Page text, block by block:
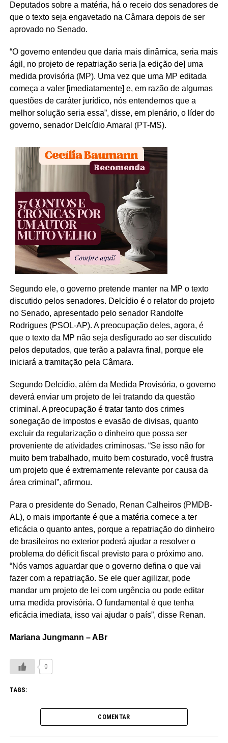
Deputados sobre a matéria, há o receio dos senadores de
que o texto seja engavetado na Câmara depois de ser
aprovado no Senado.
“O governo entendeu que daria mais dinâmica, seria mais
ágil, no projeto de repatriação seria [a edição de] uma
medida provisória (MP). Uma vez que uma MP editada
começa a valer [imediatamente] e, em razão de algumas
questões de caráter jurídico, nós entendemos que a
melhor solução seria essa”, disse, em plenário, o líder do
governo, senador Delcídio Amaral (PT-MS).
Segundo ele, o governo pretende manter na MP o texto
discutido pelos senadores. Delcídio é o relator do projeto
no Senado, apresentado pelo senador Randolfe
Rodrigues (PSOL-AP). A preocupação deles, agora, é
que o texto da MP não seja desfigurado ao ser discutido
pelos deputados, que terão a palavra final, porque ele
iniciará a tramitação pela Câmara.
Segundo Delcídio, além da Medida Provisória, o governo
deverá enviar um projeto de lei tratando da questão
criminal. A preocupação é tratar tanto dos crimes
sonegação de impostos e evasão de divisas, quanto
excluir da regularização o dinheiro que possa ser
proveniente de atividades criminosas. “Se isso não for
muito bem trabalhado, muito bem costurado, você frustra
um projeto que é extremamente relevante por causa da
área criminal”, afirmou.
Para o presidente do Senado, Renan Calheiros (PMDB-
AL), o mais importante é que a matéria comece a ter
eficácia o quanto antes, porque a repatriação do dinheiro
de brasileiros no exterior poderá ajudar a resolver o
problema do déficit fiscal previsto para o próximo ano.
“Nós vamos aguardar que o governo defina o que vai
fazer com a repatriação. Se ele quer agilizar, pode
mandar um projeto de lei com urgência ou pode editar
uma medida provisória. O fundamental é que tenha
eficácia imediata, isso vai ajudar o país”, disse Renan.
Mariana Jungmann – ABr
0
TAGS:
COMENTAR